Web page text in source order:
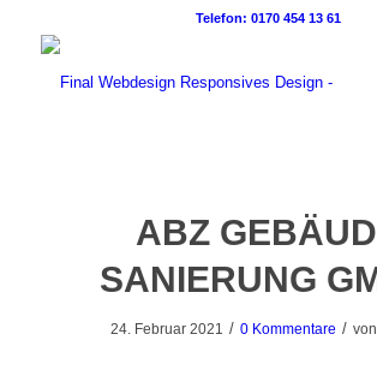
Telefon: 0170 454 13 61
ABZ
SANIERUNG
24. Februar 2021 / 0 Kommentare / von